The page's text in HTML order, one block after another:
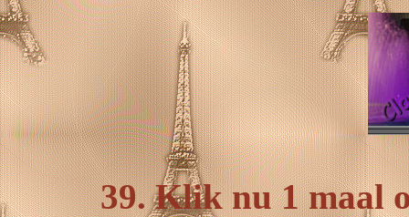
39. Klik nu 1 maal